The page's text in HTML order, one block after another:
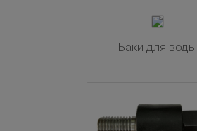
Баки для воды